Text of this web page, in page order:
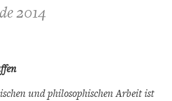
2014
und philosophischen Arbeit ist